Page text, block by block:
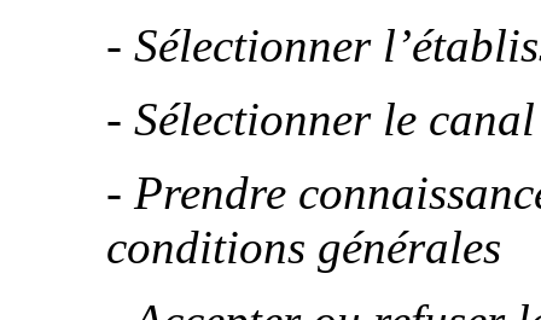
- Sélectionner
- Sélectionner le
- Prendre
conditions générales